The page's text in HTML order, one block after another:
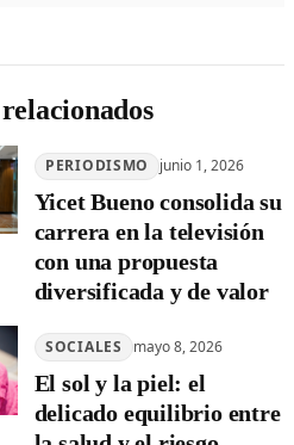
PERIODISMO junio 1, 2026
Yicet Bueno consolida su
carrera en la televisión
con una propuesta
diversificada y de valor
SOCIALES mayo 8, 2026
El sol y la piel: el
delicado equilibrio entre